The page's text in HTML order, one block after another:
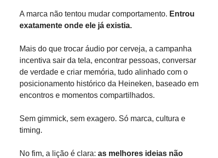
A marca não tentou mudar comportamento. Entrou
exatamente onde ele já existia.
Mais do que trocar áudio por cerveja, a campanha
incentiva sair da tela, encontrar pessoas, conversar
de verdade e criar memória, tudo alinhado com o
posicionamento histórico da Heineken, baseado em
encontros e momentos compartilhados.
Sem gimmick, sem exagero. Só marca, cultura e
timing.
No fim, a lição é clara: as melhores ideias não